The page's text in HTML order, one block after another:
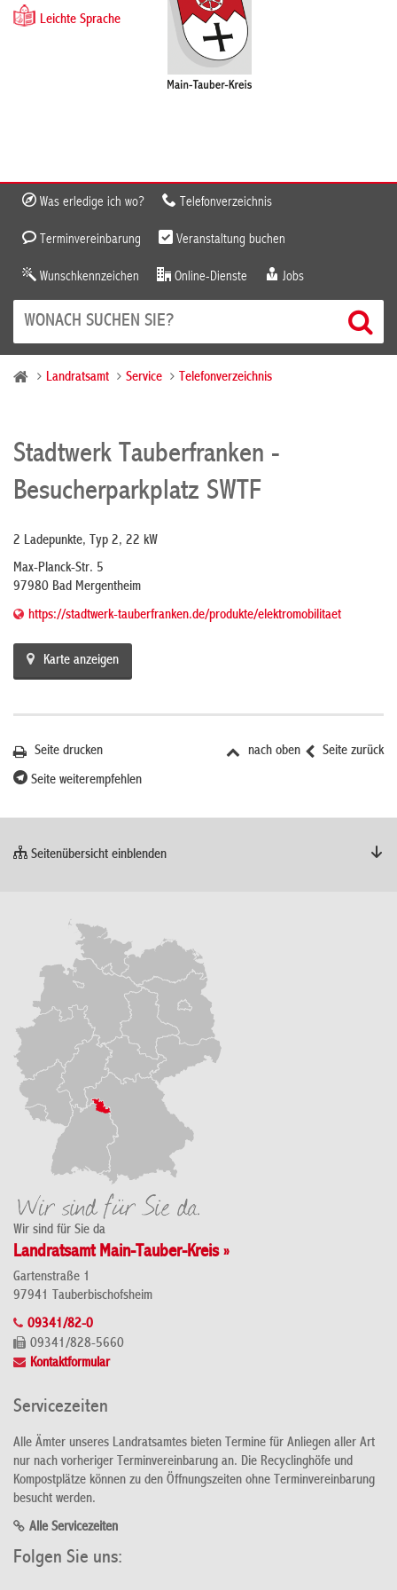
Leichte Sprache
Was erledige ich wo? Telefonverzeichnis
Terminvereinbarung Veranstaltung buchen
Wunschkennzeichen Online-Dienste Jobs
Landratsamt Service Telefonverzeichnis
Stadtwerk Tauberfranken -
Besucherparkplatz SWTF
2 Ladepunkte, Typ 2, 22 kW
Max-Planck-Str. 5
97980 Bad Mergentheim
https://stadtwerk-tauberfranken.de/produkte/elektromobilitaet
Karte anzeigen
Seite zurück
nach oben
Seite drucken
Seite weiterempfehlen
Seitenübersicht einblenden
Wir sind für Sie da
Landratsamt Main-Tauber-Kreis »
Gartenstraße 1
97941 Tauberbischofsheim
09341/82-0
09341/828-5660
Kontaktformular
Servicezeiten
Alle Ämter unseres Landratsamtes bieten Termine für Anliegen aller Art
nur nach vorheriger Terminvereinbarung an. Die Recyclinghöfe und
Kompostplätze können zu den Öffnungszeiten ohne Terminvereinbarung
besucht werden.
Alle Servicezeiten
Folgen Sie uns: